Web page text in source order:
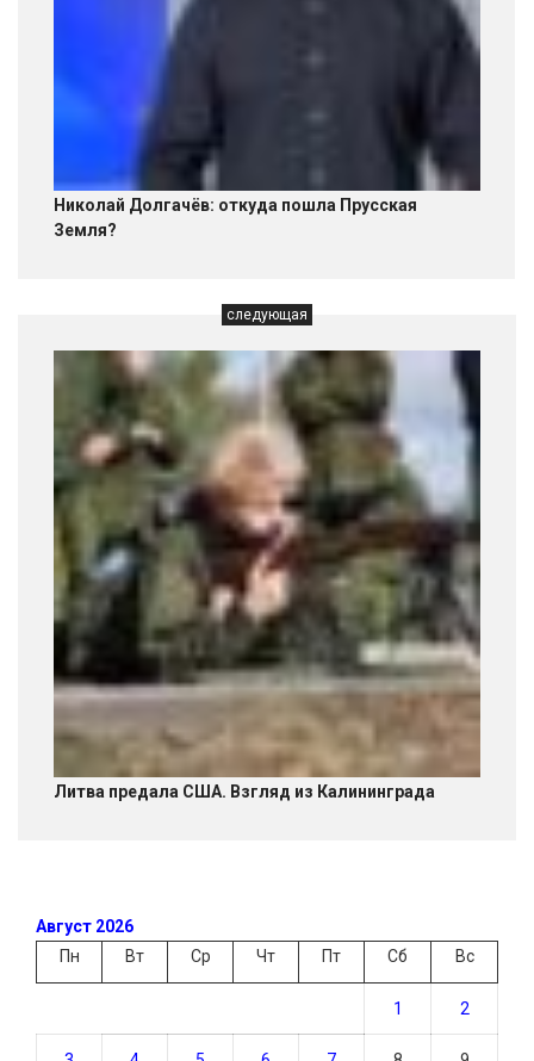
Николай Долгачёв: откуда пошла Прусская
Земля?
следующая
Литва предала США. Взгляд из Калининграда
Август 2026
Пн
Вт Ср Чт Пт Сб Вс
1 2